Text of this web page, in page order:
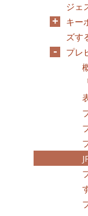
ジェ
キー
ズす
プレ